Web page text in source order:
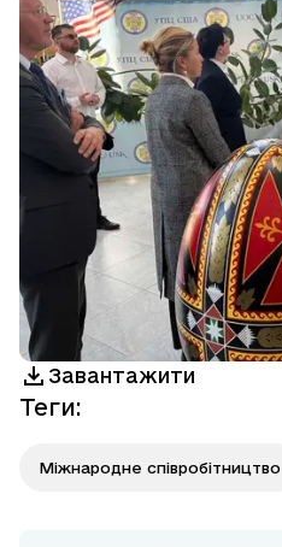
Завантажити
Теги:
Міжнародне співробітництво